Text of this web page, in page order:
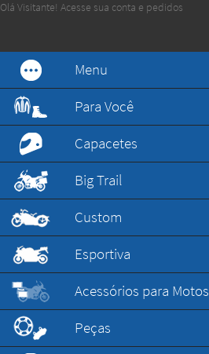
Olá Visitante! Acesse sua conta e pedidos
Menu
Para Você
Capacetes
Big Trail
Custom
Esportiva
Acessórios para Motos
Peças